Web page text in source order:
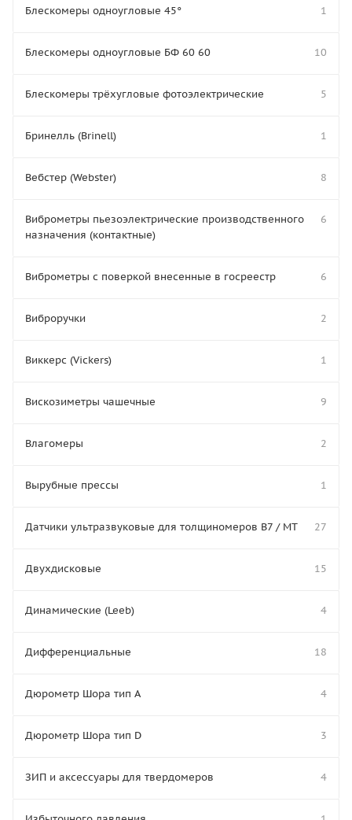
Блескомеры одноугловые 45° 1
Блескомеры одноугловые БФ 60 60 10
Блескомеры трёхугловые фотоэлектрические 5
Бринелль (Brinell) 1
Вебстер (Webster) 8
Виброметры пьезоэлектрические производственного
назначения (контактные)
6
Виброметры с поверкой внесенные в госреестр 6
Виброручки 2
Виккерс (Vickers) 1
Вискозиметры чашечные 9
Влагомеры 2
Вырубные прессы 1
Датчики ультразвуковые для толщиномеров В7 / МТ 27
Двухдисковые 15
Динамические (Leeb) 4
Дифференциальные 18
Дюрометр Шора тип A 4
Дюрометр Шора тип D 3
ЗИП и аксессуары для твердомеров 4